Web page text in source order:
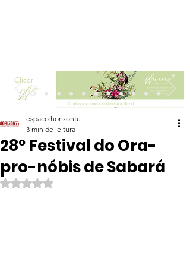
Clicar
28º Festival do Ora-
pro-nóbis de Sabará
espaco horizonte
3 min de leitura
Avaliado com NaN de 5 estrelas.